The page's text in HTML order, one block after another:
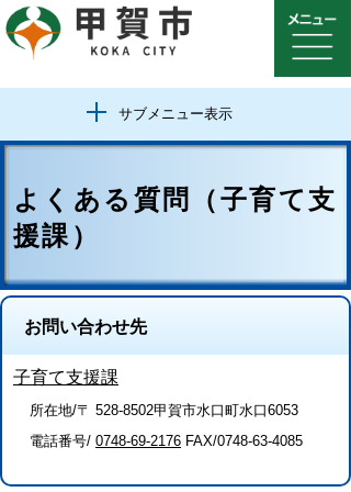
サブメニュー表示
よくある質問（子育て支
援課）
お問い合わせ先
子育て支援課
所在地/〒 528-8502甲賀市水口町水口6053
電話番号/ 0748-69-2176 FAX/0748-63-4085